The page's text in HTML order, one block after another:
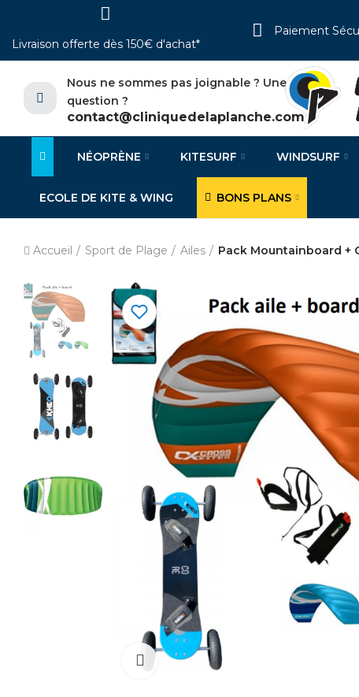
Livraison offerte dès 150€ d'achat*
Paiement
Nous ne sommes pas joignable ? Une
question ?
contact@cliniquedelaplanche.com
NÉOPRÈNE KITESURF WINDSURF
ECOLE DE KITE & WING BONS PLANS
Accueil Sport de Plage Ailes Pack Mountainboard +
Cliquez pour agrandir